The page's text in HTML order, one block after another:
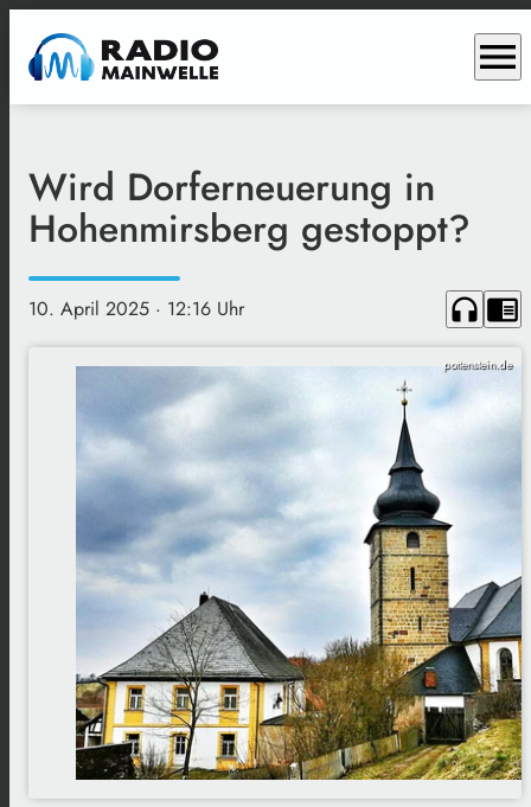
menu
Wird Dorferneuerung in
Hohenmirsberg gestoppt?
10. April 2025 · 12:16 Uhr headphones chrome_reader_mode
pottenstein.de